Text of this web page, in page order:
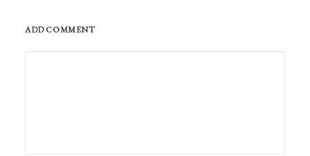
ADD COMMENT